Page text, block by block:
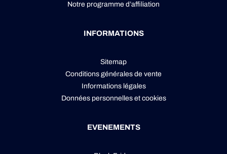
Notre programme d’affiliation
INFORMATIONS
Sitemap
Conditions générales de vente
Informations légales
Données personnelleset cookies
EVENEMENTS